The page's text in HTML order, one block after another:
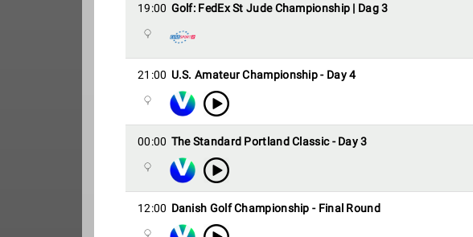
19:00 Golf: FedEx St Jude Championship | Dag 3
21:00 U.S. Amateur Championship - Day 4
00:00 The Standard Portland Classic - Day 3
12:00 Danish Golf Championship - Final Round